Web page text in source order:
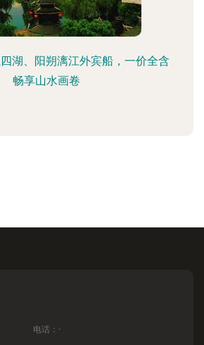
湖、阳朔漓江外宾船，一价全含
畅享山水画卷
电话：-